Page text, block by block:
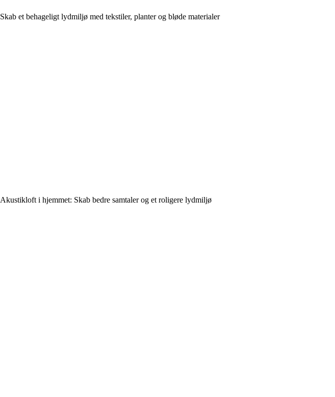
Skab et behageligt lydmiljø med tekstiler, planter og bløde materialer
Akustikloft i hjemmet: Skab bedre samtaler og et roligere lydmiljø